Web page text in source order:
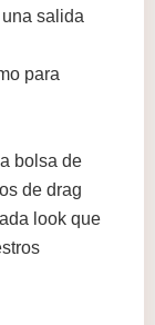
salida
para
bolsa de
de drag
look que